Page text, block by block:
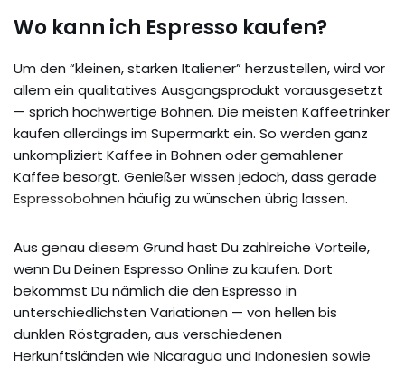
Wo kann ich Espresso kaufen?
Um den “kleinen, starken Italiener” herzustellen, wird vor
allem ein qualitatives Ausgangsprodukt vorausgesetzt
— sprich hochwertige Bohnen. Die meisten Kaffeetrinker
kaufen allerdings im Supermarkt ein. So werden ganz
unkompliziert Kaffee in Bohnen oder gemahlener
Kaffee besorgt. Genießer wissen jedoch, dass gerade
Espressobohnen häufig zu wünschen übrig lassen.
Aus genau diesem Grund hast Du zahlreiche Vorteile,
wenn Du Deinen Espresso Online zu kaufen. Dort
bekommst Du nämlich die den Espresso in
unterschiedlichsten Variationen — von hellen bis
dunklen Röstgraden, aus verschiedenen
Herkunftsländen wie Nicaragua und Indonesien sowie